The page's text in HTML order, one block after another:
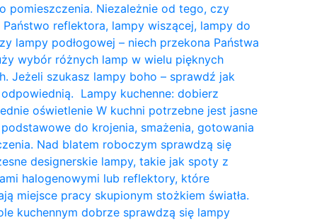
pomieszczenia. Niezależnie od tego, czy
Państwo reflektora, lampy wiszącej, lampy do
lampy podłogowej – niech przekona Państwa
wybór różnych lamp w wielu pięknych
Jeżeli szukasz lampy boho – sprawdź jak
Lampy kuchenne: dobierz
oświetlenie W kuchni potrzebne jest jasne
podstawowe do krojenia, smażenia, gotowania
Nad blatem roboczym sprawdzą się
designerskie lampy, takie jak spoty z
halogenowymi lub reflektory, które
miejsce pracy skupionym stożkiem światła.
kuchennym dobrze sprawdzą się lampy